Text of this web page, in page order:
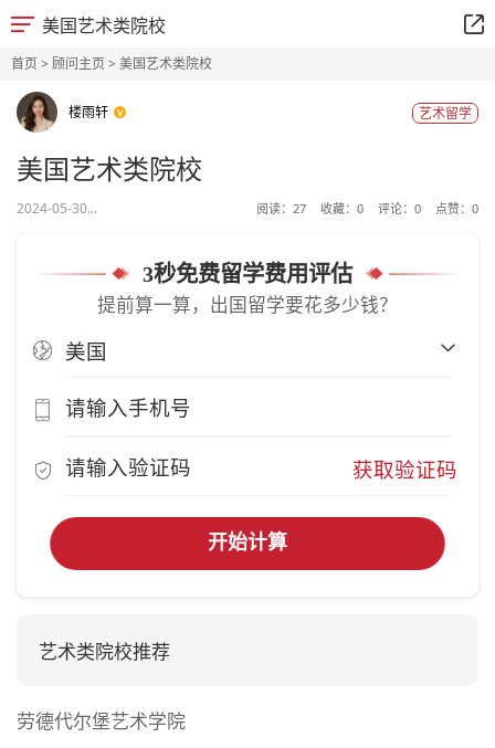
美国艺术类院校
首页> 顾问主页> 美国艺术类院校
楼雨轩 艺术留学
美国艺术类院校
2024-05-30... 阅读： 27 收藏： 0 评论： 0 点赞： 0
3秒免费留学费用评估
提前算一算，出国留学要花多少钱？
获取验证码
开始计算
艺术类院校推荐
劳德代尔堡艺术学院